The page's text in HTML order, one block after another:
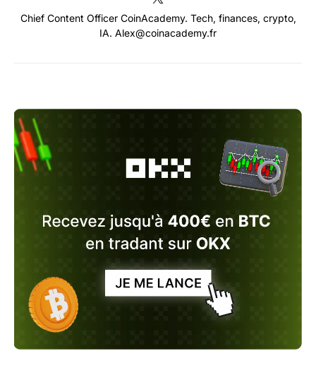
Chief Content Officer CoinAcademy. Tech, finances, crypto,
IA. Alex@coinacademy.fr